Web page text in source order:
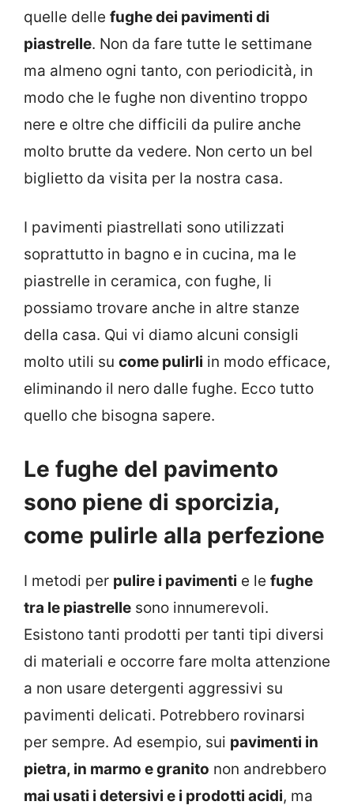
quelle delle fughe dei pavimenti di
piastrelle. Non da fare tutte le settimane
ma almeno ogni tanto, con periodicità, in
modo che le fughe non diventino troppo
nere e oltre che difficili da pulire anche
molto brutte da vedere. Non certo un bel
biglietto da visita per la nostra casa.
I pavimenti piastrellati sono utilizzati
soprattutto in bagno e in cucina, ma le
piastrelle in ceramica, con fughe, li
possiamo trovare anche in altre stanze
della casa. Qui vi diamo alcuni consigli
molto utili su come pulirli in modo efficace,
eliminando il nero dalle fughe. Ecco tutto
quello che bisogna sapere.
Le fughe del pavimento
sono piene di sporcizia,
come pulirle alla perfezione
I metodi per pulire i pavimenti e le fughe
tra le piastrelle sono innumerevoli.
Esistono tanti prodotti per tanti tipi diversi
di materiali e occorre fare molta attenzione
a non usare detergenti aggressivi su
pavimenti delicati. Potrebbero rovinarsi
per sempre. Ad esempio, sui pavimenti in
pietra, in marmo e granito non andrebbero
mai usati i detersivi e i prodotti acidi, ma